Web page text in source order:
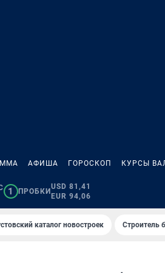
АФИША ГОРОСКОП КУРСЫ
1 ПРОБКИ
USD 81,41
EUR 94,06
каталог новостроек Строитель